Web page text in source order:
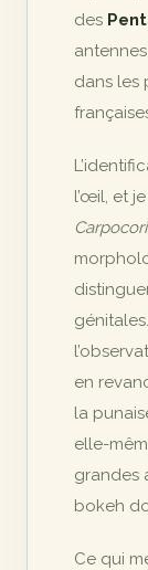
des
dans les
l’œil, et
en
la
elle-
grandes
bokeh
Ce qui